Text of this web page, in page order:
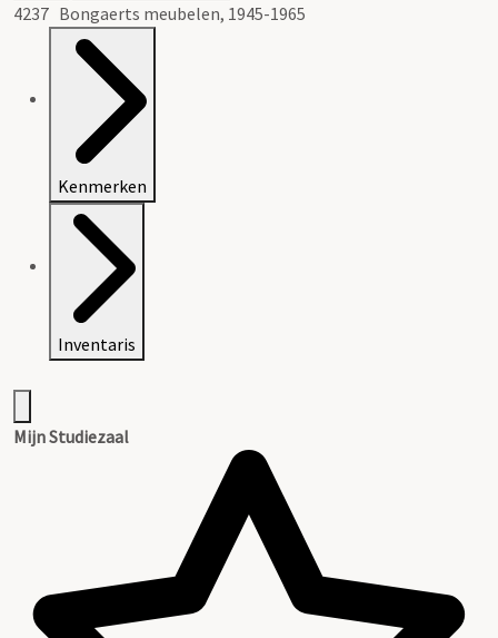
4237 Bongaerts meubelen, 1945-1965
Kenmerken
Inventaris
Mijn Studiezaal